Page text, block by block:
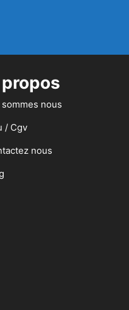
sommes nous
/ Cgv
nous